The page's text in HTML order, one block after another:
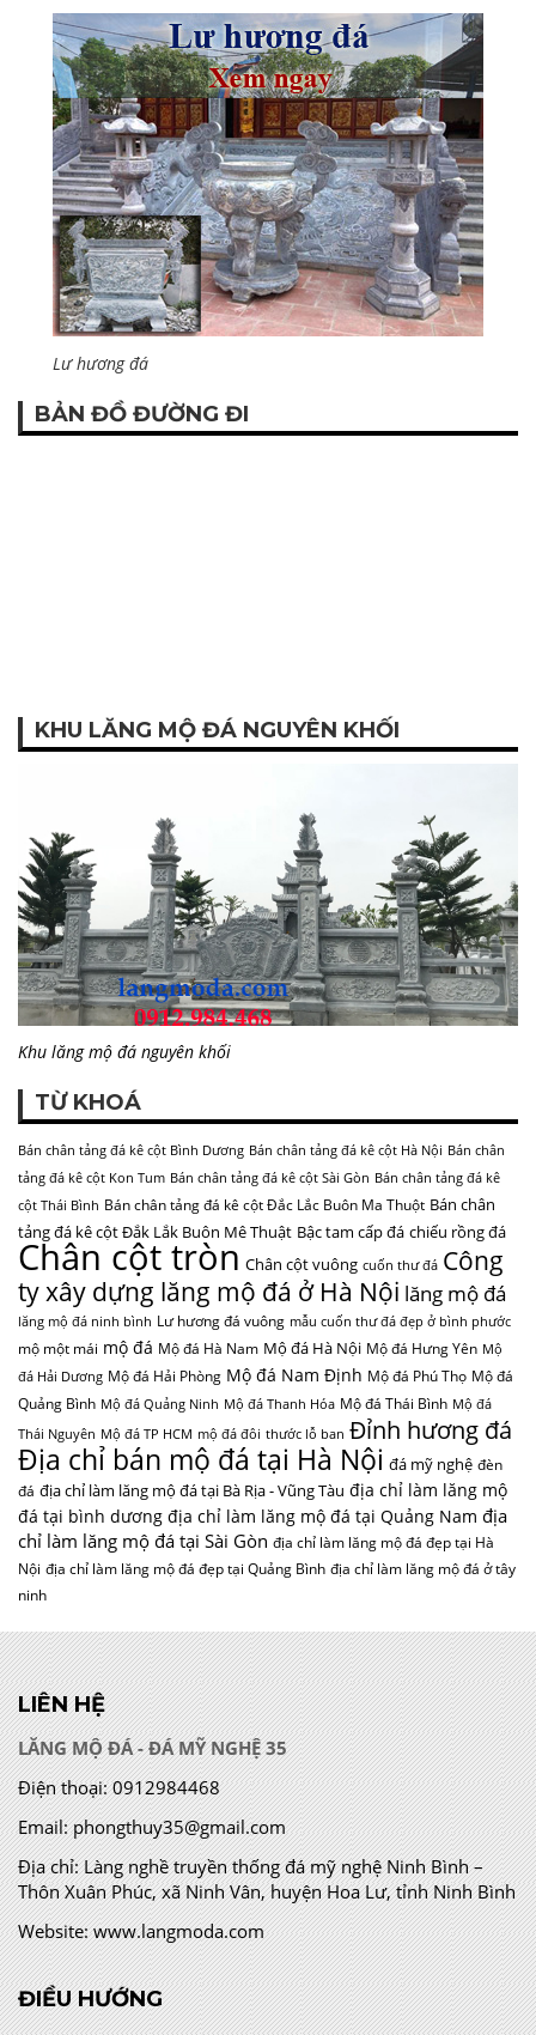
Lư hương đá
BẢN ĐỒ ĐƯỜNG ĐI
KHU LĂNG MỘ ĐÁ NGUYÊN KHỐI
Khu lăng mộ đá nguyên khối
TỪ KHOÁ
Bán chân tảng đá kê cột Bình Dương Bán chân tảng đá kê cột Hà Nội Bán chân
tảng đá kê cột Kon Tum Bán chân tảng đá kê cột Sài Gòn Bán chân tảng đá kê
cột Thái Bình Bán chân tảng đá kê cột Đắc Lắc Buôn Ma Thuột Bán chân
tảng đá kê cột Đắk Lắk Buôn Mê Thuật Bậc tam cấp đá chiếu rồng đá
Chân cột tròn Chân cột vuông cuốn thư đá Công
ty xây dựng lăng mộ đá ở Hà Nội lăng mộ đá
lăng mộ đá ninh bình Lư hương đá vuông mẫu cuốn thư đá đẹp ở bình phước
mộ một mái mộ đá Mộ đá Hà Nam Mộ đá Hà Nội Mộ đá Hưng Yên Mộ
đá Hải Dương Mộ đá Hải Phòng Mộ đá Nam Định Mộ đá Phú Thọ Mộ đá
Quảng Bình Mộ đá Quảng Ninh Mộ đá Thanh Hóa Mộ đá Thái Bình Mộ đá
Thái Nguyên Mộ đá TP HCM mộ đá đôi thước lỗ ban Đỉnh hương đá
Địa chỉ bán mộ đá tại Hà Nội đá mỹ nghệ đèn
đá địa chỉ làm lăng mộ đá tại Bà Rịa - Vũng Tàu địa chỉ làm lăng mộ
đá tại bình dương địa chỉ làm lăng mộ đá tại Quảng Nam địa
chỉ làm lăng mộ đá tại Sài Gòn địa chỉ làm lăng mộ đá đẹp tại Hà
Nội địa chỉ làm lăng mộ đá đẹp tại Quảng Bình địa chỉ làm lăng mộ đá ở tây
ninh
LIÊN HỆ
LĂNG MỘ ĐÁ - ĐÁ MỸ NGHỆ 35
Điện thoại: 0912984468
Email: phongthuy35@gmail.com
Địa chỉ:Làng nghề truyền thống đá mỹ nghệ Ninh Bình –
Thôn Xuân Phúc, xã Ninh Vân, huyện Hoa Lư, tỉnh Ninh Bình
Website: www.langmoda.com
ĐIỀU HƯỚNG